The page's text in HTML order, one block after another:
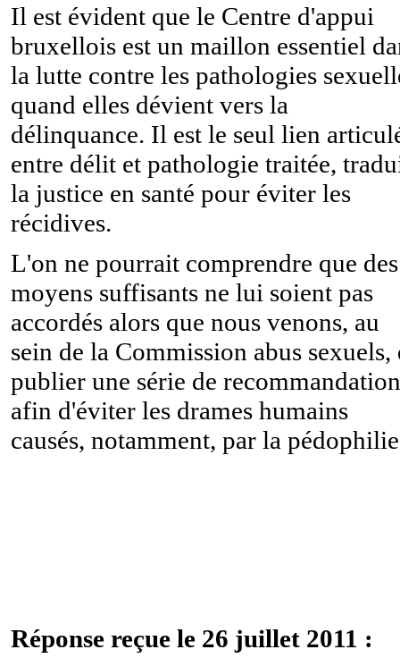
Il est évident que le Centre d'appui
bruxellois est un maillon essentiel
la lutte contre les pathologies
quand elles dévient vers la
délinquance. Il est le seul lien
entre délit et pathologie traitée,
la justice en santé pour éviter les
récidives.
L'on ne pourrait comprendre que des
moyens suffisants ne lui soient pas
accordés alors que nous venons, au
sein de la Commission abus sexuels,
publier une série de
afin d'éviter les drames humains
causés, notamment, par la
Réponse reçue le 26 juillet 2011 :